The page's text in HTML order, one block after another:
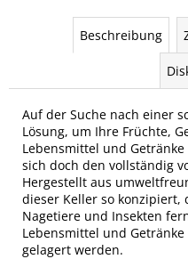
Beschreibung
Auf der Suche nach einer
Lösung, um Ihre Früchte,
Lebensmittel und
sich doch den vollständig
Hergestellt aus
dieser Keller so konzipiert,
Nagetiere und Insekten
Lebensmittel und
gelagert werden.